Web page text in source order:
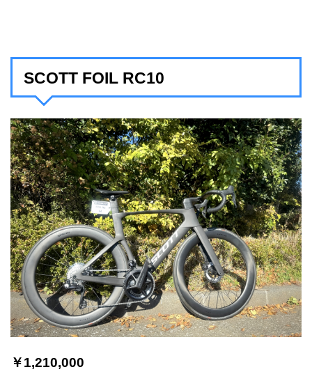
SCOTT FOIL RC10
￥1,210,000